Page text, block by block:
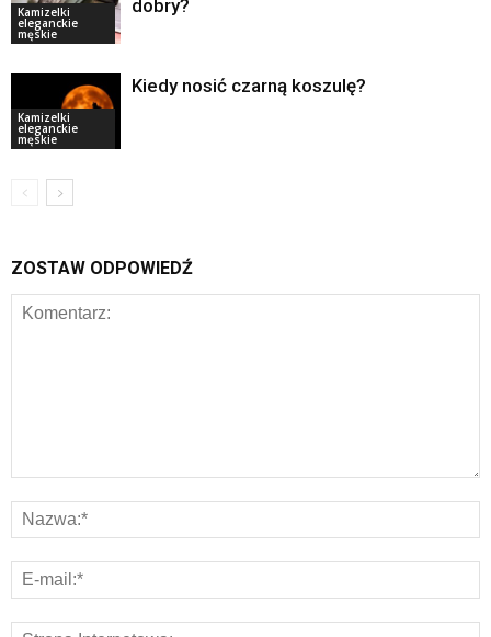
Kamizelki
eleganckie
męskie
dobry?
Kamizelki
eleganckie
męskie
Kiedy nosić czarną koszulę?
ZOSTAW ODPOWIEDŹ